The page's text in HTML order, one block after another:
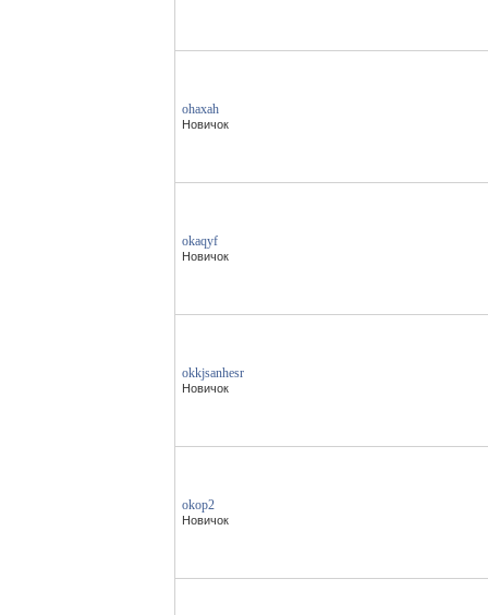
ohaxah
Новичок
okaqyf
Новичок
okkjsanhesr
Новичок
okop2
Новичок